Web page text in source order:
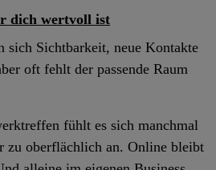
dich wertvoll ist
sich Sichtbarkeit, neue Kontakte
oft fehlt der passende Raum
fühlt es sich manchmal
zu oberflächlich an. Online bleibt